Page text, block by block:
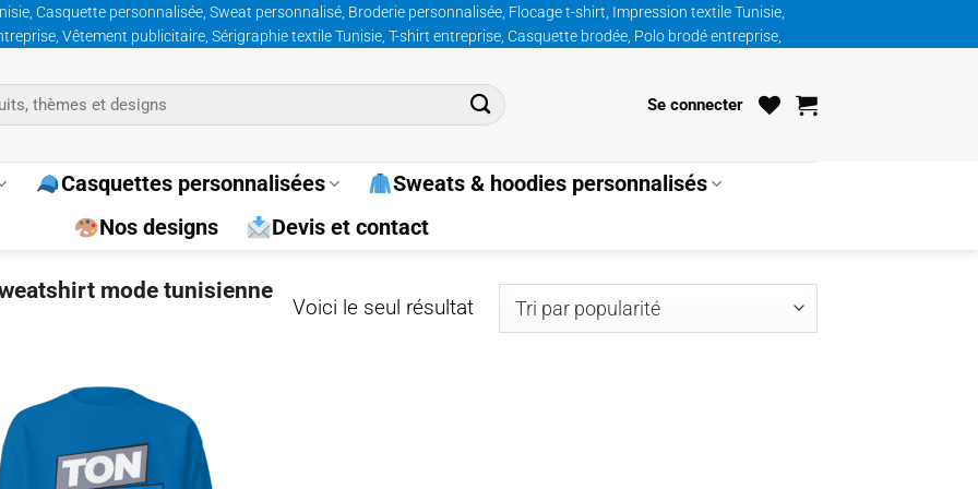
Casquette personnalisée, Sweat personnalisé, Broderie personnalisée, Flocage t-shirt, Impression textile Tunisie,
Vêtement publicitaire, Sérigraphie textile Tunisie, T-shirt entreprise, Casquette brodée, Polo brodé entreprise,
Se connecter
Casquettes personnalisées
Sweats & hoodies personnalisés
Nos designs
Devis et contact
mode tunisienne
Voici le seul résultat
Ajouter
wishlist